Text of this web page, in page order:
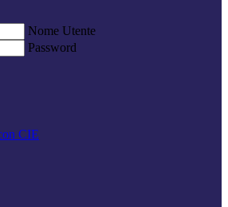
Nome Utente
Password
CIE